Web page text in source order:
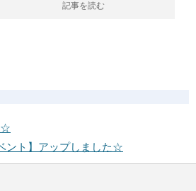
記事を読む
☆
ント】アップしました☆